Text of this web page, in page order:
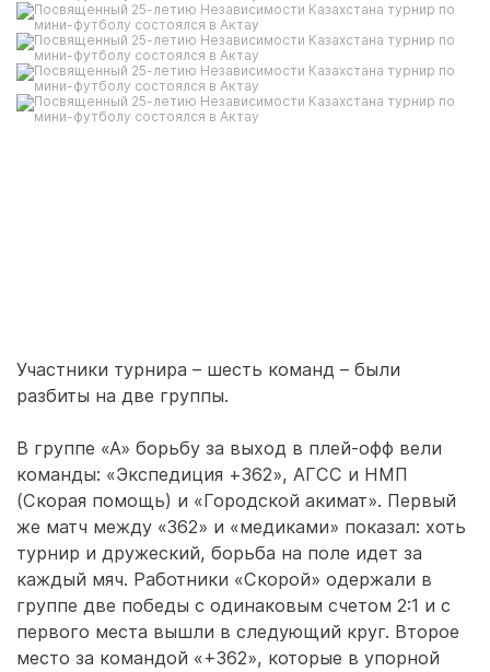
Участники турнира – шесть команд – были
разбиты на две группы.
В группе «А» борьбу за выход в плей-офф вели
команды: «Экспедиция +362», АГСС и НМП
(Скорая помощь) и «Городской акимат». Первый
же матч между «362» и «медиками» показал: хоть
турнир и дружеский, борьба на поле идет за
каждый мяч. Работники «Скорой» одержали в
группе две победы с одинаковым счетом 2:1 и с
первого места вышли в следующий круг. Второе
место за командой «+362», которые в упорной